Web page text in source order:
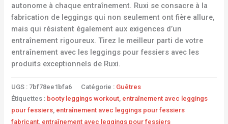
autonome à chaque entraînement. Ruxi se consacre à la
fabrication de leggings qui non seulement ont fière allure,
mais qui résistent également aux exigences d’un
entraînement rigoureux. Tirez le meilleur parti de votre
entraînement avec les leggings pour fessiers avec les
produits exceptionnels de Ruxi.
UGS : 7bf78ee1bfa6 Catégorie : Guêtres
Étiquettes : booty leggings workout entraînement avec leggings
pour fessiers entraînement avec leggings pour fessiers
fabricant entraînement avec leggings pour fessiers